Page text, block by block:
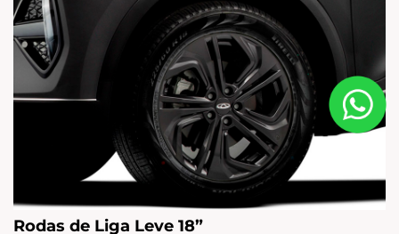
Rodas de Liga Leve 18”